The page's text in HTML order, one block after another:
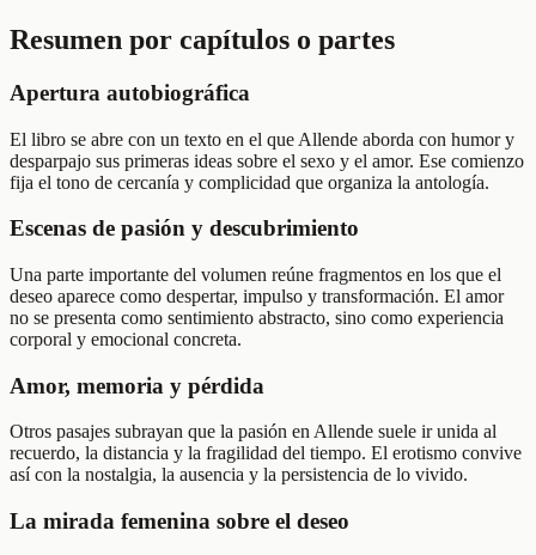
Resumen por capítulos o partes
Apertura autobiográfica
El libro se abre con un texto en el que Allende aborda con humor y
desparpajo sus primeras ideas sobre el sexo y el amor. Ese comienzo
fija el tono de cercanía y complicidad que organiza la antología.
Escenas de pasión y descubrimiento
Una parte importante del volumen reúne fragmentos en los que el
deseo aparece como despertar, impulso y transformación. El amor
no se presenta como sentimiento abstracto, sino como experiencia
corporal y emocional concreta.
Amor, memoria y pérdida
Otros pasajes subrayan que la pasión en Allende suele ir unida al
recuerdo, la distancia y la fragilidad del tiempo. El erotismo convive
así con la nostalgia, la ausencia y la persistencia de lo vivido.
La mirada femenina sobre el deseo